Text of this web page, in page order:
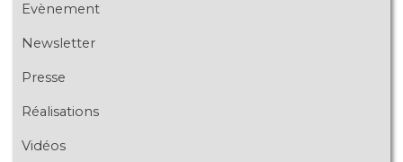
Evènement
Newsletter
Presse
Réalisations
Vidéos